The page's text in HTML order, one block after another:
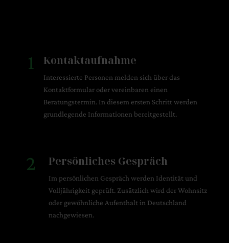
1 Kontaktaufnahme
Interessierte Personen melden sich über das
Kontaktformular oder vereinbaren einen
Beratungstermin. In diesem ersten Schritt werden
grundlegende Informationen bereitgestellt.
2 Persönliches Gespräch
Im persönlichen Gespräch werden Identität und
Volljährigkeit geprüft. Zusätzlich wird der Wohnsitz
oder gewöhnliche Aufenthalt in Deutschland
nachgewiesen.